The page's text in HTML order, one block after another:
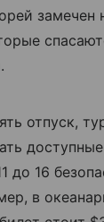
замечен
отпуск,
до 16
в